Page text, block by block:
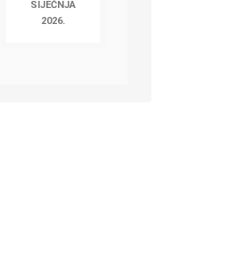
SIJEČNJA
2026.